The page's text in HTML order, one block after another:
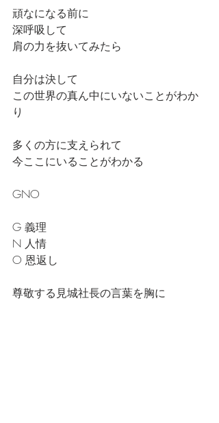
頑なになる前に
深呼吸して
肩の力を抜いてみたら
自分は決して
この世界の真ん中にいないことがわか
り
多くの方に支えられて
今ここにいることがわかる
GNO
G 義理
N 人情
O 恩返し
尊敬する見城社長の言葉を胸に